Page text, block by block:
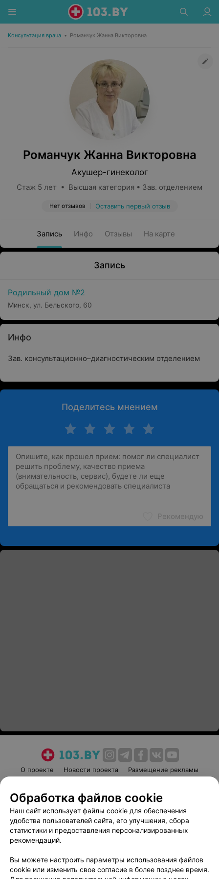
Консультация врача • Романчук Жанна Викторовна
Романчук Жанна Викторовна
Акушер-гинеколог
Стаж 5 лет • Высшая категория • Зав. отделением
Нет отзывов Оставить первый отзыв
Запись Инфо Отзывы На карте
Запись
Родильный дом №2
Минск, ул. Бельского, 60
Инфо
Зав. консультационно–диагностическим отделением
Поделитесь мнением
Рекомендую
О проекте Новости проекта
Размещение рекламы
Пользовательское соглашение
Способы оплаты
Вакансии
Партнеры
Написать руководителю 103.by
Обработка персональных данных
Обработка файлов cookie
Наш сайт использует файлы cookie для обеспечения
удобства пользователей сайта, его улучшения, сбора
статистики и предоставления персонализированных
рекомендаций.
Вы можете настроить параметры использования файлов
cookie или изменить свое согласие в более позднее время.